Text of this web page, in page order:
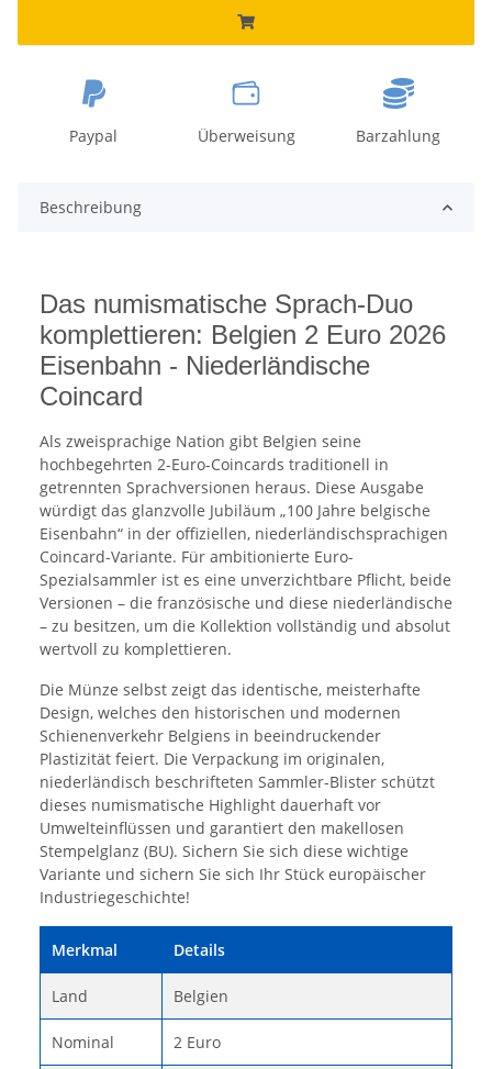
Paypal Überweisung Barzahlung
Beschreibung
Das numismatische Sprach-Duo
komplettieren: Belgien 2 Euro 2026
Eisenbahn - Niederländische
Coincard
Als zweisprachige Nation gibt Belgien seine
hochbegehrten 2-Euro-Coincards traditionell in
getrennten Sprachversionen heraus. Diese Ausgabe
würdigt das glanzvolle Jubiläum „100 Jahre belgische
Eisenbahn“ in der offiziellen, niederländischsprachigen
Coincard-Variante. Für ambitionierte Euro-
Spezialsammler ist es eine unverzichtbare Pflicht, beide
Versionen – die französische und diese niederländische
– zu besitzen, um die Kollektion vollständig und absolut
wertvoll zu komplettieren.
Die Münze selbst zeigt das identische, meisterhafte
Design, welches den historischen und modernen
Schienenverkehr Belgiens in beeindruckender
Plastizität feiert. Die Verpackung im originalen,
niederländisch beschrifteten Sammler-Blister schützt
dieses numismatische Highlight dauerhaft vor
Umwelteinflüssen und garantiert den makellosen
Stempelglanz (BU). Sichern Sie sich diese wichtige
Variante und sichern Sie sich Ihr Stück europäischer
Industriegeschichte!
Merkmal Details
Land Belgien
Nominal 2 Euro